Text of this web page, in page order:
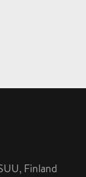
, Finland